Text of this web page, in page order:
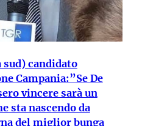
sud) candidato
Campania:”Se De
vincere sarà un
sta nascendo da
del miglior bunga